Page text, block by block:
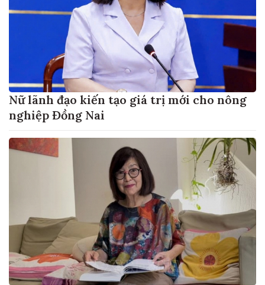
Nữ lãnh đạo kiến tạo giá trị mới cho nông
nghiệp Đồng Nai